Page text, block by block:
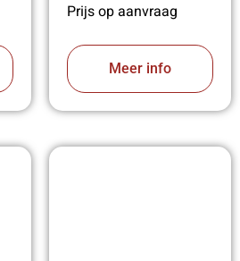
Prijs op aanvraag
Meer info